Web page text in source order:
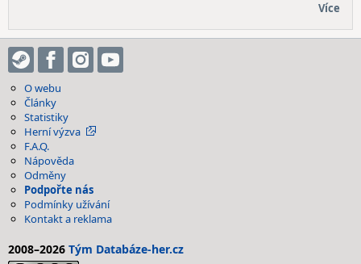
Více
O webu
Články
Statistiky
Herní výzva
F.A.Q.
Nápověda
Odměny
Podpořte nás
Podmínky užívání
Kontakt a reklama
2008–2026 Tým Databáze-her.cz